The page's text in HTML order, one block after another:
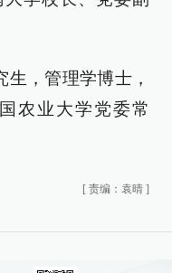
，管理学博士，
农业大学党委常
[ 责编：袁晴 ]